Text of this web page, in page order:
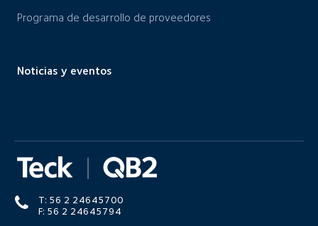
Programa de desarrollo de proveedores
Noticias y eventos
T: 56 2 24645700
F: 56 2 24645794